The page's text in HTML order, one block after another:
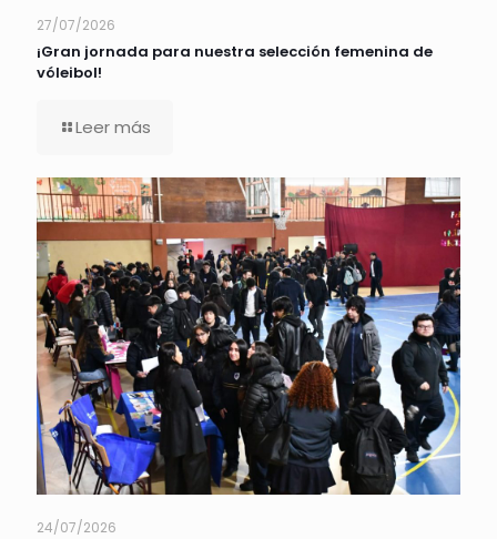
27/07/2026
¡Gran jornada para nuestra selección femenina de
vóleibol!
Leer más
24/07/2026